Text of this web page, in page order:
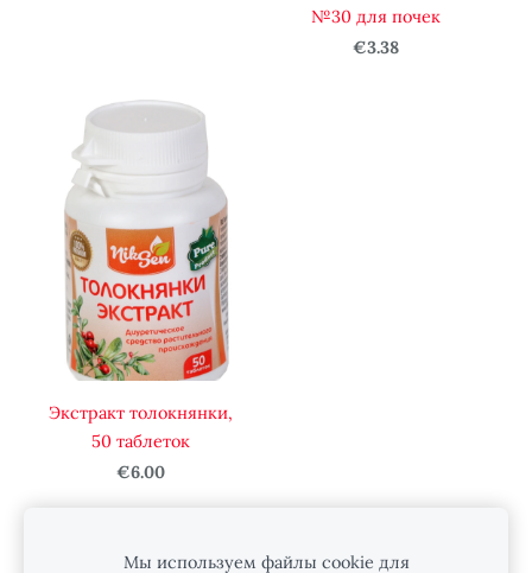
№30 для почек
€3.38
Экстракт толокнянки,
50 таблеток
€6.00
Мы используем файлы cookie для